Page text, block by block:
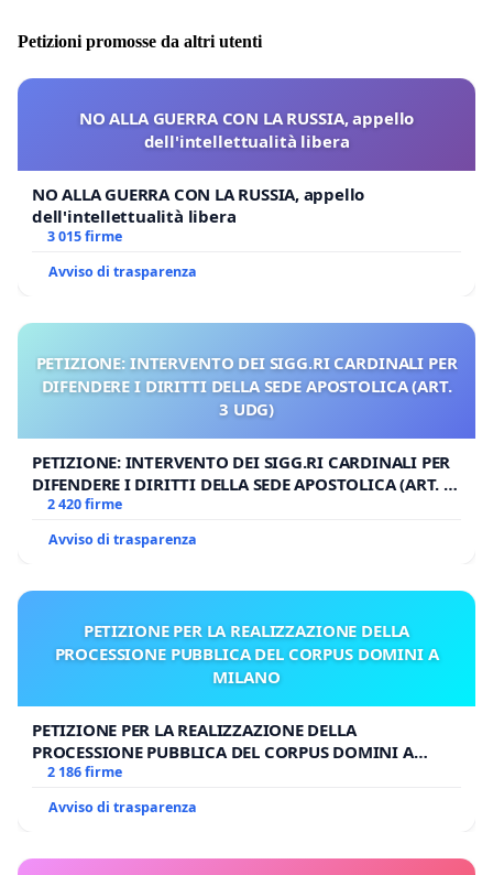
Petizioni promosse da altri utenti
NO ALLA GUERRA CON LA RUSSIA, appello
dell'intellettualità libera
NO ALLA GUERRA CON LA RUSSIA, appello
dell'intellettualità libera
3 015 firme
Avviso di trasparenza
PETIZIONE: INTERVENTO DEI SIGG.RI CARDINALI PER
DIFENDERE I DIRITTI DELLA SEDE APOSTOLICA (ART.
3 UDG)
PETIZIONE: INTERVENTO DEI SIGG.RI CARDINALI PER
DIFENDERE I DIRITTI DELLA SEDE APOSTOLICA (ART. 3
UDG)
2 420 firme
Avviso di trasparenza
PETIZIONE PER LA REALIZZAZIONE DELLA
PROCESSIONE PUBBLICA DEL CORPUS DOMINI A
MILANO
PETIZIONE PER LA REALIZZAZIONE DELLA
PROCESSIONE PUBBLICA DEL CORPUS DOMINI A
MILANO
2 186 firme
Avviso di trasparenza